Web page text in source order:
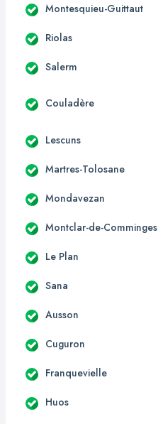
Montesquieu-Guittaut
Riolas
Salerm
Couladère
Lescuns
Martres-Tolosane
Mondavezan
Montclar-de-Comminges
Le Plan
Sana
Ausson
Cuguron
Franquevielle
Huos